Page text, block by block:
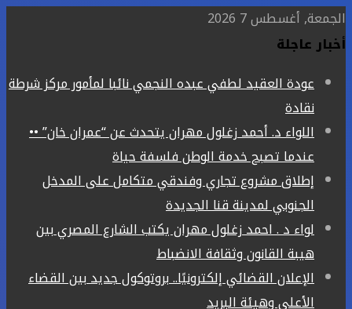
الجمعة, أغسطس 7 2026
أخبار عاجلة
عودة العقيد لطفي عبده النجمي نائبا لمأمور مركز شرطة
نقادة
اللواء د. أحمد زغلول مهران يتحدث عن “عمران خان” ••
عندما تصبح خدمة الوطن فلسفة حياة
إطلاق مشروع تجاري وفندقي متكامل على المدخل
الجنوبي لمدينة قنا الجديدة
لواء د . احمد زغلول مهران يكتب الشارع المصري بين
هيبة القانون وثقافة الانضباط
الإعلان القضائي إلكترونيًا.. بروتوكول جديد بين القضاء
الأعلى وهيئة البريد